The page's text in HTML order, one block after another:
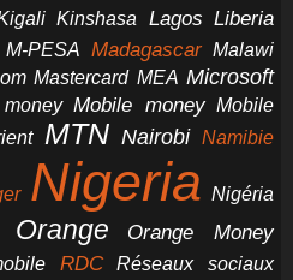
Kinshasa Lagos Liberia
M-PESA Madagascar Malawi
Mastercard MEA Microsoft
Mobile money Mobile
MTN Nairobi Namibie
Nigeria Nigéria
Orange Orange Money
RDC Réseaux sociaux